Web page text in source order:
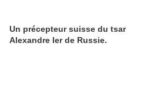
Un précepteur suisse du tsar
Alexandre Ier de Russie.